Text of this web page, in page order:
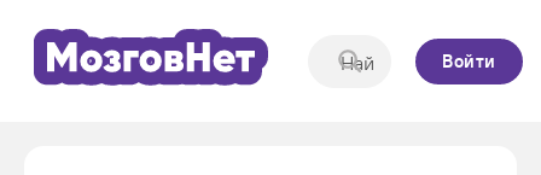
Войти